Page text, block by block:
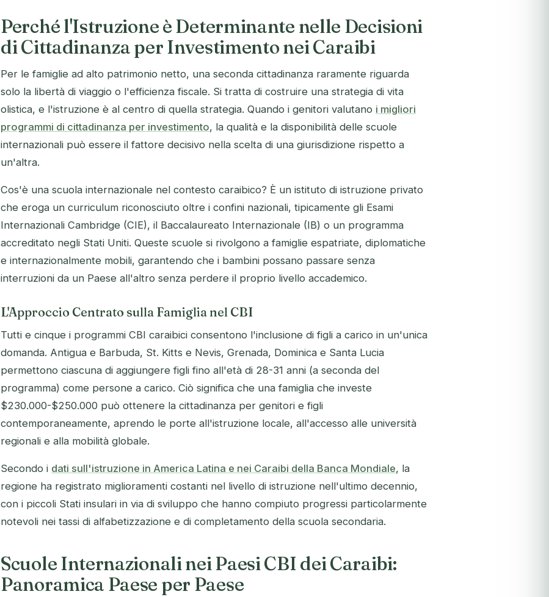
Perché l'Istruzione è Determinante nelle Decisioni
di Cittadinanza per Investimento nei Caraibi
Per le famiglie ad alto patrimonio netto, una seconda cittadinanza raramente riguarda
solo la libertà di viaggio o l'efficienza fiscale. Si tratta di costruire una strategia di vita
olistica, e l'istruzione è al centro di quella strategia. Quando i genitori valutano i migliori
programmi di cittadinanza per investimento, la qualità e la disponibilità delle scuole
internazionali può essere il fattore decisivo nella scelta di una giurisdizione rispetto a
un'altra.
Cos'è una scuola internazionale nel contesto caraibico? È un istituto di istruzione privato
che eroga un curriculum riconosciuto oltre i confini nazionali, tipicamente gli Esami
Internazionali Cambridge (CIE), il Baccalaureato Internazionale (IB) o un programma
accreditato negli Stati Uniti. Queste scuole si rivolgono a famiglie espatriate, diplomatiche
e internazionalmente mobili, garantendo che i bambini possano passare senza
interruzioni da un Paese all'altro senza perdere il proprio livello accademico.
L'Approccio Centrato sulla Famiglia nel CBI
Tutti e cinque i programmi CBI caraibici consentono l'inclusione di figli a carico in un'unica
domanda. Antigua e Barbuda, St. Kitts e Nevis, Grenada, Dominica e Santa Lucia
permettono ciascuna di aggiungere figli fino all'età di 28-31 anni (a seconda del
programma) come persone a carico. Ciò significa che una famiglia che investe
$230.000-$250.000 può ottenere la cittadinanza per genitori e figli
contemporaneamente, aprendo le porte all'istruzione locale, all'accesso alle università
regionali e alla mobilità globale.
Secondo i dati sull'istruzione in America Latina e nei Caraibi della Banca Mondiale, la
regione ha registrato miglioramenti costanti nel livello di istruzione nell'ultimo decennio,
con i piccoli Stati insulari in via di sviluppo che hanno compiuto progressi particolarmente
notevoli nei tassi di alfabetizzazione e di completamento della scuola secondaria.
Scuole Internazionali nei Paesi CBI dei Caraibi:
Panoramica Paese per Paese